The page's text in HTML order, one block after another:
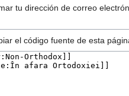
tu dirección de correo
el código fuente de esta